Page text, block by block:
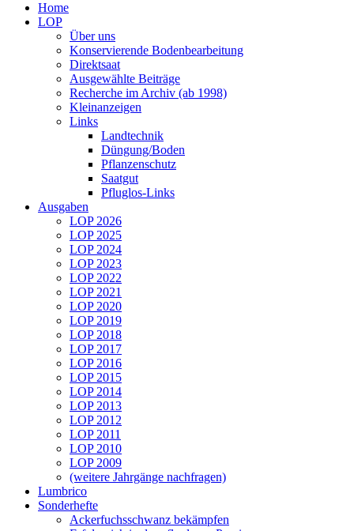
Home
LOP
Über uns
Konservierende Bodenbearbeitung
Direktsaat
Ausgewählte Beiträge
Recherche im Archiv (ab 1998)
Kleinanzeigen
Links
Landtechnik
Düngung/Boden
Pflanzenschutz
Saatgut
Pfluglos-Links
Ausgaben
LOP 2026
LOP 2025
LOP 2024
LOP 2023
LOP 2022
LOP 2021
LOP 2020
LOP 2019
LOP 2018
LOP 2017
LOP 2016
LOP 2015
LOP 2014
LOP 2013
LOP 2012
LOP 2011
LOP 2010
LOP 2009
(weitere Jahrgänge nachfragen)
Lumbrico
Sonderhefte
Ackerfuchsschwanz bekämpfen